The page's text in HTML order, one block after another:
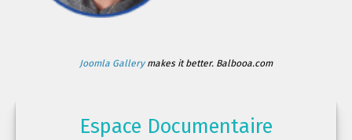
Joomla Gallerymakes it better. Balbooa.com
Espace Documentaire